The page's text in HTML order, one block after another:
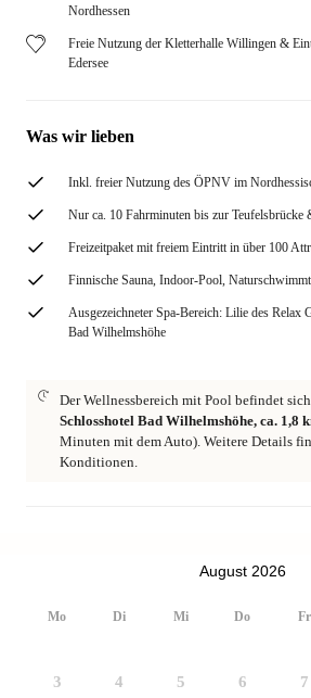
Nordhessen
Freie Nutzung der Kletterhalle Willingen &
Edersee
Was wir lieben
Inkl. freier Nutzung des ÖPNV im
Nur ca. 10 Fahrminuten bis zur Teufelsbrücke
Freizeitpaket mit freiem Eintritt in über 100
Finnische Sauna, Indoor-Pool,
Ausgezeichneter Spa-Bereich: Lilie des Relax
Bad Wilhelmshöhe
Der Wellnessbereich mit Pool befindet
Schlosshotel Bad Wilhelmshöhe, ca. 1,8
Minuten mit dem Auto). Weitere Details
Konditionen.
August 2026
Mo Di Mi Do Fr
3 4 5 6 7